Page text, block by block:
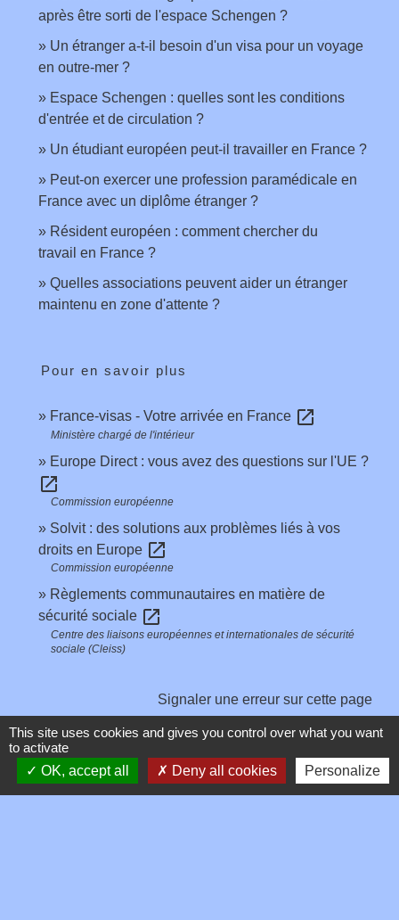
après être sorti de l'espace Schengen ?
Un étranger a-t-il besoin d'un visa pour un voyage
en outre-mer ?
Espace Schengen : quelles sont les conditions
d'entrée et de circulation ?
Un étudiant européen peut-il travailler en France ?
Peut-on exercer une profession paramédicale en
France avec un diplôme étranger ?
Résident européen : comment chercher du
travail en France ?
Quelles associations peuvent aider un étranger
maintenu en zone d'attente ?
Pour en savoir plus
France-visas - Votre arrivée en France open_in_new
Ministère chargé de l'intérieur
Europe Direct : vous avez des questions sur l'UE ?
open_in_new
Commission européenne
Solvit : des solutions aux problèmes liés à vos
droits en Europe open_in_new
Commission européenne
Règlements communautaires en matière de
sécurité sociale open_in_new
Centre des liaisons européennes et internationales de sécurité
sociale (Cleiss)
Signaler une erreur sur cette page
This site uses cookies and gives you control over what you want
to activate
OK, accept all
Deny all cookies Personalize